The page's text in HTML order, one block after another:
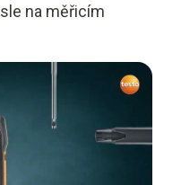
na měřicím